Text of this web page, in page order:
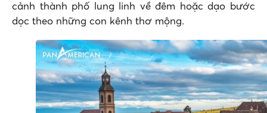
cảnh thành phố lung linh về đêm hoặc dạo bước
dọc theo những con kênh thơ mộng.